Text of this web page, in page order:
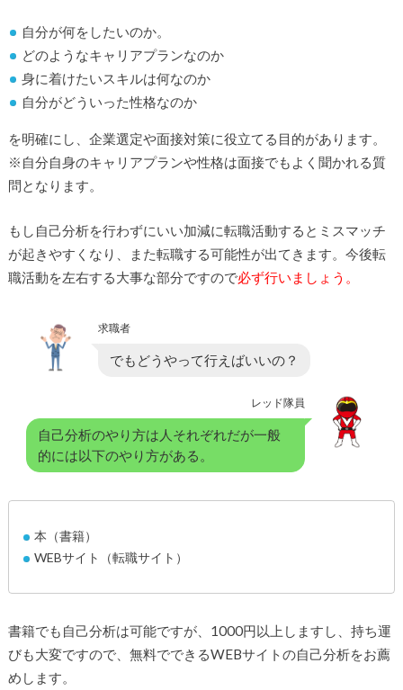
自分が何をしたいのか。
どのようなキャリアプランなのか
身に着けたいスキルは何なのか
自分がどういった性格なのか
を明確にし、企業選定や面接対策に役立てる目的があります。
※自分自身のキャリアプランや性格は面接でもよく聞かれる質
問となります。
もし自己分析を行わずにいい加減に転職活動するとミスマッチ
が起きやすくなり、また転職する可能性が出てきます。今後転
職活動を左右する大事な部分ですので必ず行いましょう。
求職者
でもどうやって行えばいいの？
レッド隊員
自己分析のやり方は人それぞれだが一般
的には以下のやり方がある。
本（書籍）
WEBサイト（転職サイト）
書籍でも自己分析は可能ですが、1000円以上しますし、持ち運
びも大変ですので、無料でできるWEBサイトの自己分析をお薦
めします。